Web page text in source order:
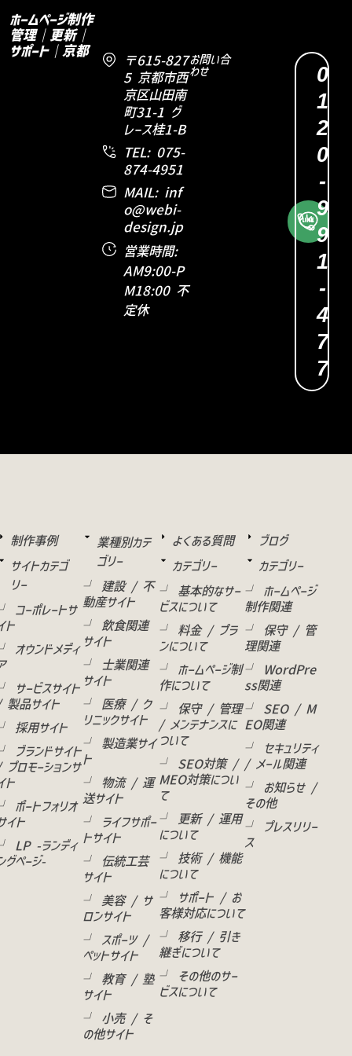
ホームページ制作
管理｜更新｜
サポート｜京都
〒615-827
5 京都市西
京区山田南
町31-1 グ
レース桂1-B
TEL: 075-
874-4951
MAIL: inf
o@webi-
design.jp
営業時間:
AM9:00-P
M18:00 不
定休
お問い合
わせ
0
1
2
0
-
9
9
1
-
4
7
7
制作事例
サイトカテゴ
リー
コーポレートサ
ト
オウンドメディ
サービスサイト
製品サイト
採用サイト
ブランドサイト
プロモーションサ
ト
ポートフォリオ
イト
LP -ランディ
グページ-
業種別カテ
ゴリー
└ 建設 / 不
動産サイト
└ 飲食関連
サイト
└ 士業関連
サイト
└ 医療 / ク
リニックサイト
└ 製造業サイ
ト
└ 物流 / 運
送サイト
└ ライフサポー
トサイト
└ 伝統工芸
サイト
└ 美容 / サ
ロンサイト
└ スポーツ /
ペットサイト
└ 教育 / 塾
サイト
└ 小売 / そ
の他サイト
よくある質問
カテゴリー
└ 基本的なサー
ビスについて
└ 料金 / プラ
ンについて
└ ホームページ制
作について
└ 保守 / 管理
/ メンテナンスに
ついて
└ SEO対策 /
MEO対策につい
て
└ 更新 / 運用
について
└ 技術 / 機能
について
└ サポート / お
客様対応について
└ 移行 / 引き
継ぎについて
└ その他のサー
ビスについて
ブログ
カテゴリー
└ ホームページ
制作関連
└ 保守 / 管
理関連
└ WordPre
ss関連
└ SEO / M
EO関連
└ セキュリティ
/ メール関連
└ お知らせ /
その他
└ プレスリリー
ス